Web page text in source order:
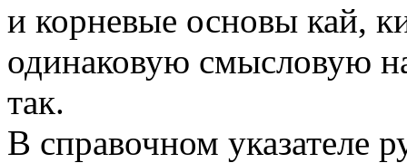
и корневые основы кай,
одинаковую смысловую
так.
В справочном указателе